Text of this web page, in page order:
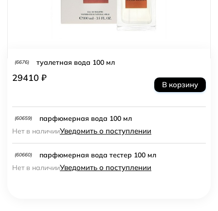
(6676) туалетная вода 100 мл
29410 ₽
В корзину
(60659)
парфюмерная вода 100 мл
Нет в наличииУведомить о поступлении
(60660)
парфюмерная вода тестер 100 мл
Нет в наличииУведомить о поступлении